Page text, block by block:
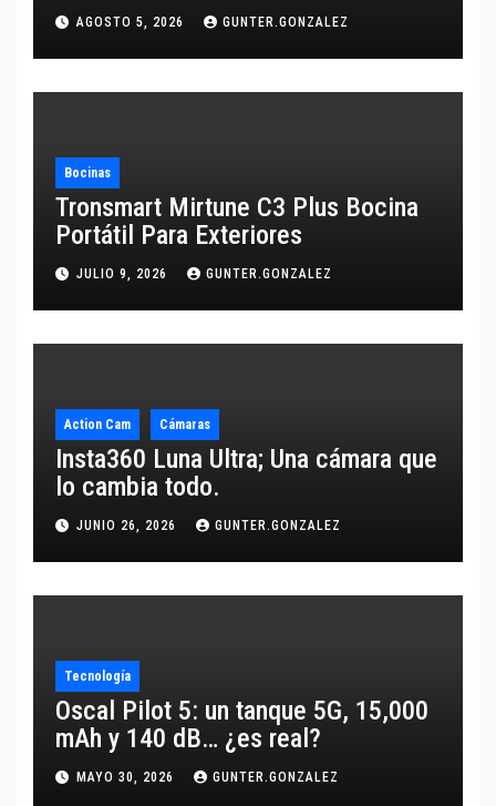
10,600 mAh
AGOSTO 5, 2026 GUNTER.GONZALEZ
Bocinas
Tronsmart Mirtune C3 Plus Bocina
Portátil Para Exteriores
JULIO 9, 2026 GUNTER.GONZALEZ
Action Cam Cámaras
Insta360 Luna Ultra; Una cámara que
lo cambia todo.
JUNIO 26, 2026 GUNTER.GONZALEZ
Tecnología
Oscal Pilot 5: un tanque 5G, 15,000
mAh y 140 dB… ¿es real?
MAYO 30, 2026 GUNTER.GONZALEZ